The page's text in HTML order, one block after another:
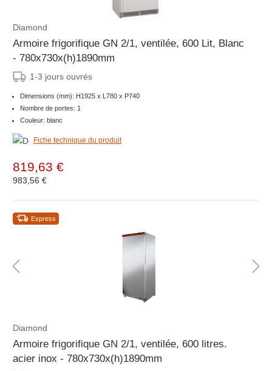
Diamond
Armoire frigorifique GN 2/1, ventilée, 600 Lit, Blanc
- 780x730x(h)1890mm
1-3 jours ouvrés
Dimensions (mm): H1925 x L780 x P740
Nombre de portes: 1
Couleur: blanc
Fiche technique du produit
819,63 €
983,56 €
Express
Diamond
Armoire frigorifique GN 2/1, ventilée, 600 litres.
acier inox - 780x730x(h)1890mm